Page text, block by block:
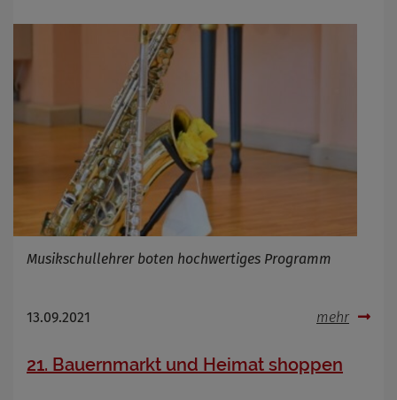
Musikschullehrer boten hochwertiges Programm
13.09.2021 mehr
21. Bauernmarkt und Heimat shoppen